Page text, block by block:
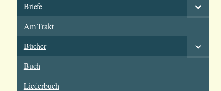
Briefe
Am Trakt
Bücher
Buch
Liederbuch